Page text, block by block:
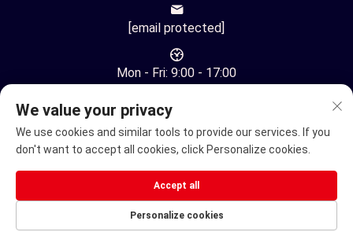
[email protected]
Mon - Fri: 9:00 - 17:00
Urheberrecht © Ningbo Youhuan Automation Technology Co.,
Ltd. Alle Rechte vorbehalten -
Elektrischer Rollstuhl Elektrische Mobilitätsscooter
We value your privacy
We use cookies and similar tools to provide our services. If you
don't want to accept all cookies, click Personalize cookies.
Personalize cookies
Accept all